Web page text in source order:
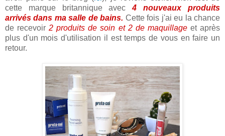
cette marque britannique avec4 nouveaux produits
arrivés dans ma salle de bains. Cette fois j'ai eu la chance
de recevoir2 produits de soin et 2 de maquillageet après
plus d'un mois d'utilisation il est temps de vous en faire un
retour.